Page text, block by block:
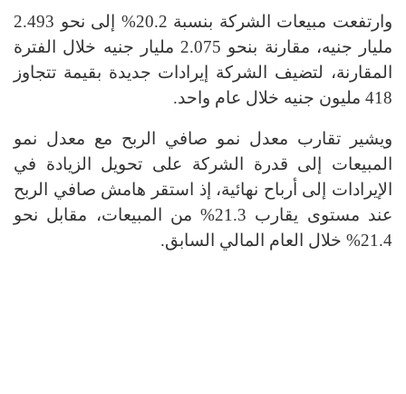
وارتفعت مبيعات الشركة بنسبة 20.2% إلى نحو 2.493
مليار جنيه، مقارنة بنحو 2.075 مليار جنيه خلال الفترة
المقارنة، لتضيف الشركة إيرادات جديدة بقيمة تتجاوز
418 مليون جنيه خلال عام واحد
.
ويشير تقارب معدل نمو صافي الربح مع معدل نمو
المبيعات إلى قدرة الشركة على تحويل الزيادة في
الإيرادات إلى أرباح نهائية، إذ استقر هامش صافي الربح
عند مستوى يقارب 21.3% من المبيعات، مقابل نحو
21.4% خلال العام المالي السابق
.